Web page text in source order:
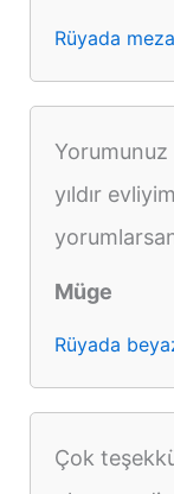
Rüyada
yıldır
Müge
Rüyada
Çok